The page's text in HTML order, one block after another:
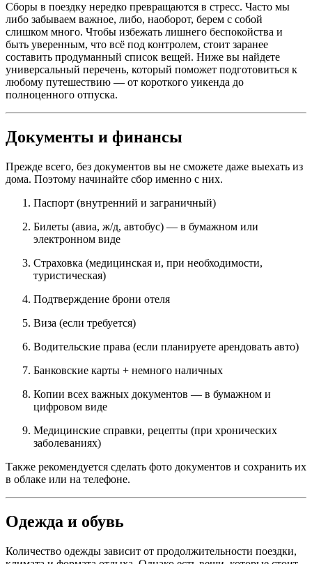
Сборы в поездку нередко превращаются в стресс. Часто мы
либо забываем важное, либо, наоборот, берем с собой
слишком много. Чтобы избежать лишнего беспокойства и
быть уверенным, что всё под контролем, стоит заранее
составить продуманный список вещей. Ниже вы найдете
универсальный перечень, который поможет подготовиться к
любому путешествию — от короткого уикенда до
полноценного отпуска.
Документы и финансы
Прежде всего, без документов вы не сможете даже выехать из
дома. Поэтому начинайте сбор именно с них.
Паспорт (внутренний и заграничный)
Билеты (авиа, ж/д, автобус) — в бумажном или
электронном виде
Страховка (медицинская и, при необходимости,
туристическая)
Подтверждение брони отеля
Виза (если требуется)
Водительские права (если планируете арендовать авто)
Банковские карты + немного наличных
Копии всех важных документов — в бумажном и
цифровом виде
Медицинские справки, рецепты (при хронических
заболеваниях)
Также рекомендуется сделать фото документов и сохранить их
в облаке или на телефоне.
Одежда и обувь
Количество одежды зависит от продолжительности поездки,